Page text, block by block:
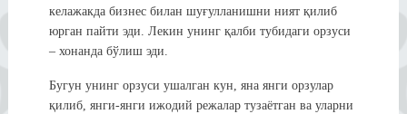
келажакда бизнес билан шуғулланишни ният қилиб
юрган пайти эди. Лекин унинг қалби тубидаги орзуси
– хонанда бўлиш эди.
Бугун унинг орзуси ушалган кун, яна янги орзулар
қилиб, янги-янги ижодий режалар тузаётган ва уларни